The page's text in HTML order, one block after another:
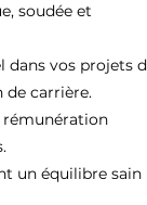
soudée et
dans vos projets
de carrière.
rémunération
un équilibre sain